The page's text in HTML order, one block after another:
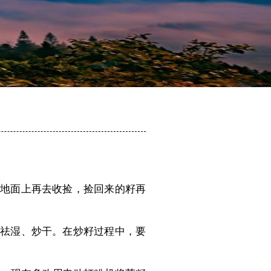
面上再去收捡，捡回来的籽再
湿、炒干。在炒籽过程中，要